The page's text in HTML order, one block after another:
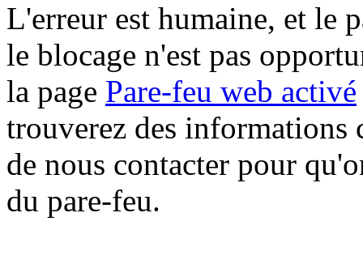
L'erreur est humaine, et le
le blocage n'est pas
la page Pare-feu web activé
trouverez des informations
de nous contacter pour
du pare-feu.